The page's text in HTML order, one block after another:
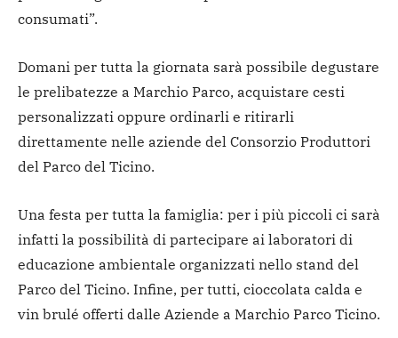
consumati”.
Domani per tutta la giornata sarà possibile degustare
le prelibatezze a Marchio Parco, acquistare cesti
personalizzati oppure ordinarli e ritirarli
direttamente nelle aziende del Consorzio Produttori
del Parco del Ticino.
Una festa per tutta la famiglia: per i più piccoli ci sarà
infatti la possibilità di partecipare ai laboratori di
educazione ambientale organizzati nello stand del
Parco del Ticino. Infine, per tutti, cioccolata calda e
vin brulé offerti dalle Aziende a Marchio Parco Ticino.